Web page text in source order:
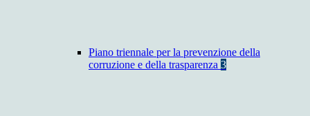
Piano triennale per la prevenzione della
corruzione e della trasparenza 3